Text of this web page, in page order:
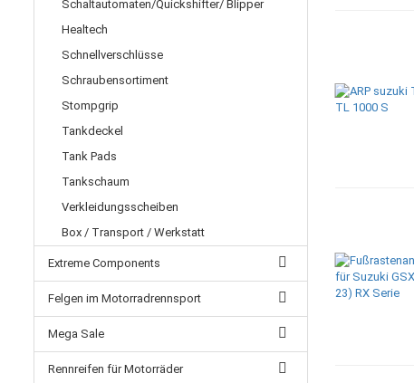
Schaltautomaten/Quickshifter/ Blipper
Healtech
Schnellverschlüsse
Schraubensortiment
Stompgrip
Tankdeckel
Tank Pads
Tankschaum
Verkleidungsscheiben
Box / Transport / Werkstatt
Extreme Components
Felgen im Motorradrennsport
Mega Sale
Rennreifen für Motorräder